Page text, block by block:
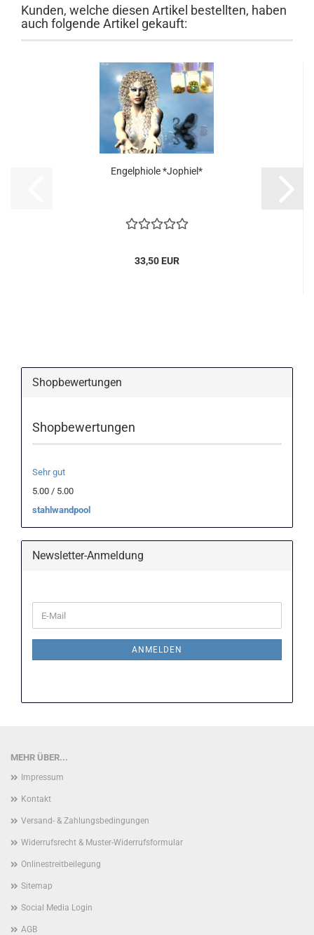
Kunden, welche diesen Artikel bestellten, haben
auch folgende Artikel gekauft:
Engelphiole *Jophiel*
33,50 EUR
Shopbewertungen
Shopbewertungen
Sehr gut
5.00 / 5.00
stahlwandpool
Newsletter-Anmeldung
ZUR
E-
Mail
ANMELDEN
MEHR ÜBER...
Impressum
Kontakt
Versand- & Zahlungsbedingungen
Widerrufsrecht & Muster-Widerrufsformular
Onlinestreitbeilegung
Sitemap
Social Media Login
AGB